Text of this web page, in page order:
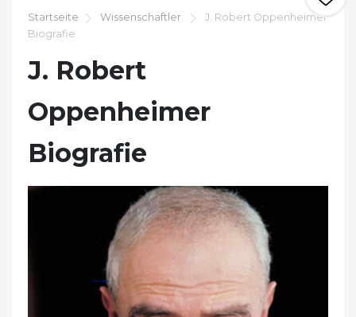
Startseite Wissenschaftler
J. Robert Oppenheimer
Biografie
J. Robert
Oppenheimer
Biografie